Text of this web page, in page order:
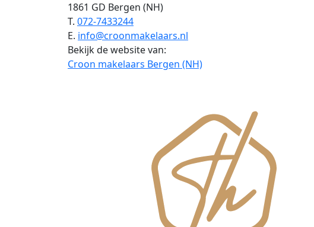
1861 GD Bergen (NH)
T. 072-7433244
E. info@croonmakelaars.nl
Bekijk de website van:
Croon makelaars Bergen (NH)